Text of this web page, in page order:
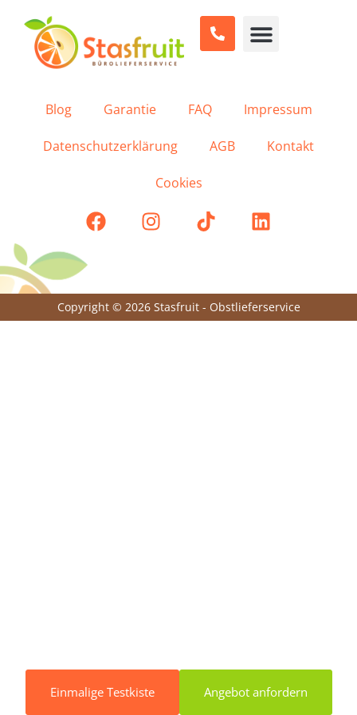
war.
Blog Garantie FAQ Impressum
Datenschutzerklärung AGB Kontakt
Cookies
Copyright © 2026 Stasfruit - Obstlieferservice
Einmalige Testkiste Angebot anfordern